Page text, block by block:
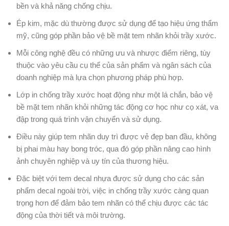
bền và khả năng chống chịu.
Ép kim, mặc dù thường được sử dụng để tạo hiệu ứng thẩm
mỹ, cũng góp phần bảo vệ bề mặt tem nhãn khỏi trầy xước.
Mỗi công nghệ đều có những ưu và nhược điểm riêng, tùy
thuộc vào yêu cầu cụ thể của sản phẩm và ngân sách của
doanh nghiệp mà lựa chọn phương pháp phù hợp.
Lớp in chống trầy xước hoạt động như một lá chắn, bảo vệ
bề mặt tem nhãn khỏi những tác động cơ học như cọ xát, va
đập trong quá trình vận chuyển và sử dụng.
Điều này giúp tem nhãn duy trì được vẻ đẹp ban đầu, không
bị phai màu hay bong tróc, qua đó góp phần nâng cao hình
ảnh chuyên nghiệp và uy tín của thương hiệu.
Đặc biệt với tem decal nhựa được sử dụng cho các sản
phẩm decal ngoài trời, việc in chống trầy xước càng quan
trọng hơn để đảm bảo tem nhãn có thể chịu được các tác
động của thời tiết và môi trường.